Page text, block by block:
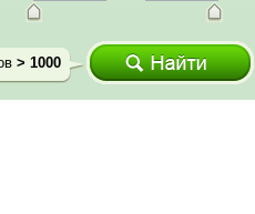
> 1000